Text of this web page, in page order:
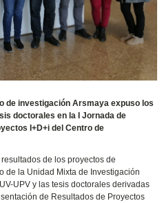
de investigación Arsmaya expuso los
doctorales en la I Jornada de
I+D+i del Centro de
de los proyectos de
de la Unidad Mixta de Investigación
UPV y las tesis doctorales derivadas
de Resultados de Proyectos